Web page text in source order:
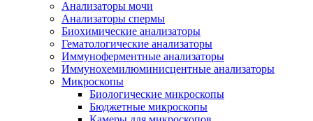
Анализаторы мочи
Анализаторы спермы
Биохимические анализаторы
Гематологические анализаторы
Иммуноферментные анализаторы
Иммунохемилюминисцентные анализаторы
Микроскопы
Биологические микроскопы
Бюджетные микроскопы